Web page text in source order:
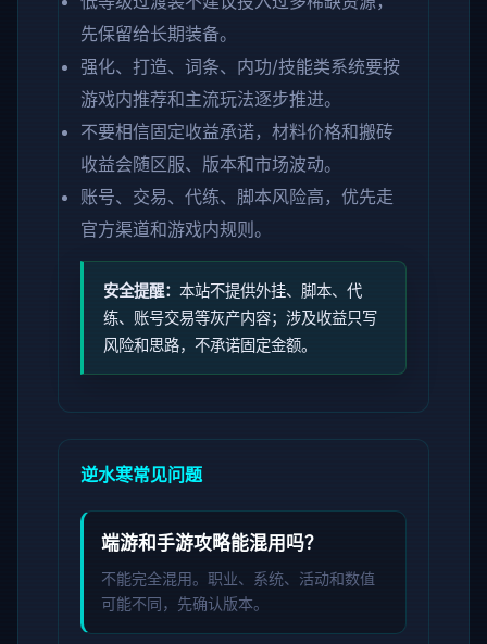
先保留给长期装备。
强化、打造、词条、内功/技能类系统要按
游戏内推荐和主流玩法逐步推进。
不要相信固定收益承诺，材料价格和搬砖
收益会随区服、版本和市场波动。
账号、交易、代练、脚本风险高，优先走
官方渠道和游戏内规则。
安全提醒： 本站不提供外挂、脚本、代
练、账号交易等灰产内容；涉及收益只写
风险和思路，不承诺固定金额。
逆水寒常见问题
端游和手游攻略能混用吗？
不能完全混用。职业、系统、活动和数值
可能不同，先确认版本。